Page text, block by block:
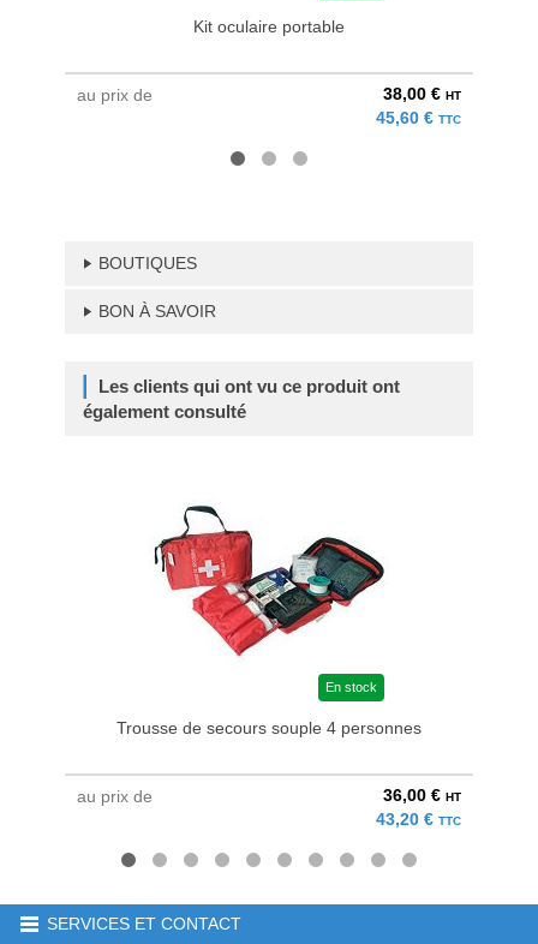
Kit oculaire portable
au prix de 38,00 € HT
45,60 € TTC
BOUTIQUES
BON À SAVOIR
Les clients qui ont vu ce produit ont
également consulté
En stock
Trousse de secours souple 4 personnes
au prix de 36,00 € HT
43,20 € TTC
SERVICES ET CONTACT